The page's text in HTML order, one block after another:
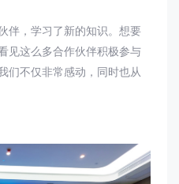
伴，学习了新的知识。想要
见这么多合作伙伴积极参与
们不仅非常感动，同时也从